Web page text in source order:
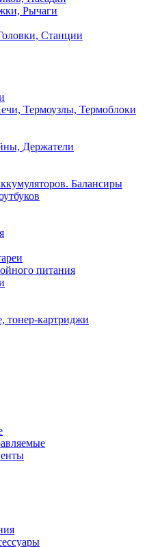
Рычаги
Станции
Термоузлы, Термоблоки
Держатели
Балансиры
питания
тонер-картриджи